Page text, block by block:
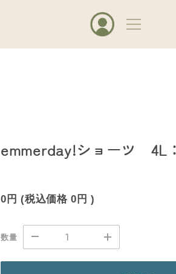
emmerday!ショーツ 4L
0円 (税込価格0円 )
数量